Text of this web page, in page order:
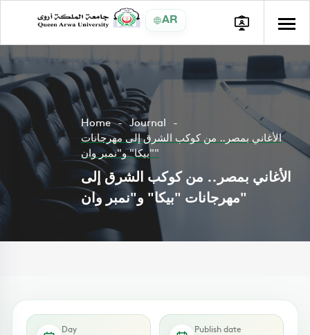
AR
Home
Journal
الأغاني بمصر.. من كوكب الشرق إلى مهرجانات
"بيكا" و"نمبر وان"
الأغاني بمصر.. من كوكب الشرق إلى
مهرجانات "بيكا" و"نمبر وان"
Day Publish date